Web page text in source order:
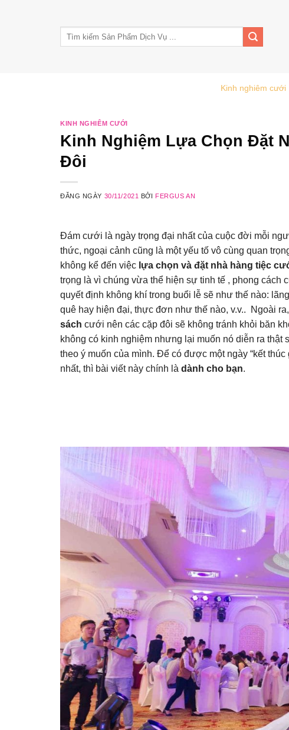
Kinh nghiêm cưới
KINH NGHIÊM CƯỚI
Kinh Nghiệm Lựa Chọn Đặt
Đôi
ĐĂNG NGÀY 30/11/2021 BỞI FERGUS AN
Đám cưới là ngày trọng đại nhất của cuộc đời mỗi
thức, ngoại cảnh cũng là một yếu tố vô cùng quan
không kể đến việc lựa chọn và đặt nhà hàng tiệc
trọng là vì chúng vừa thể hiện sự tinh tế , phong cách
quyết định không khí trong buổi lễ sẽ như thế nào:
quê hay hiện đại, thực đơn như thế nào, v.v.. Ngoài
sách cưới nên các cặp đôi sẽ không tránh khỏi băn
không có kinh nghiệm nhưng lại muốn nó diễn ra thật
theo ý muốn của mình. Để có được một ngày “kết thúc
nhất, thì bài viết này chính là dành cho bạn.